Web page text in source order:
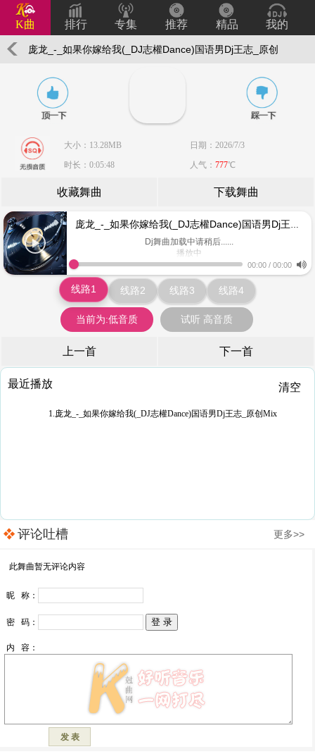
K曲 排行 专集 推荐 精品 我的
庞龙_-_如果你嫁给我(_DJ志權Dance)国语男Dj王志_原创
大小：13.28MB
日期：2026/7/3
时长：0:05:48
人气： 777℃
收藏舞曲 下载舞曲
庞龙_-_如果你嫁给我(_DJ志權Dance)国语男Dj王志_原创Mix
Dj舞曲加载中请稍后......
播放中
www.keiqu.com
00:00 / 00:00
线路1 线路2 线路3 线路4
当前为:低音质 试听 高音质
上一首 下一首
最近播放 清空
1.庞龙_-_如果你嫁给我(_DJ志權Dance)国语男Dj王志_原创Mix
评论吐槽 更多>>